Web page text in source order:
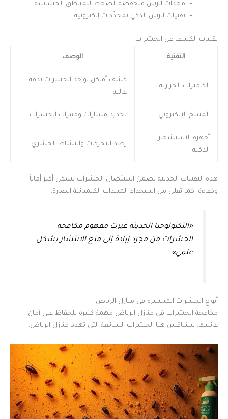
معدات الرش منخفضة الضغط للمناطق الحساسة
تقنيات الرش الذكي بمحدِّدات إلكترونية
تقنيات الكشف عن الحشرات
التقنية الوصف
الكاميرات الحرارية
كشف أماكن تواجد الحشرات بدقة
عالية
المسح الإلكتروني تحديد مسارات وممرات الحشرات
أجهزة الاستشعار
الذكية
رصد التحركات والنشاط الحشري
هذه التقنيات الحديثة تضمن استئصال الحشرات بشكل أكثر أماناً
وكفاءة. كما تقلل من استخدام المبيدات الكيميائية الضارة.
«التكنولوجيا الحديثة غيرت مفهوم مكافحة
الحشرات من مجرد إبادة إلى منع الانتشار بشكل
علمي»
أنواع الحشرات المنتشرة في منازل الرياض
مكافحة الحشرات في منازل الرياض مهمة كبيرة للحفاظ على أمان
عائلتك. سنناقش هنا الحشرات الشائعة التي تهدد منازل الرياض.